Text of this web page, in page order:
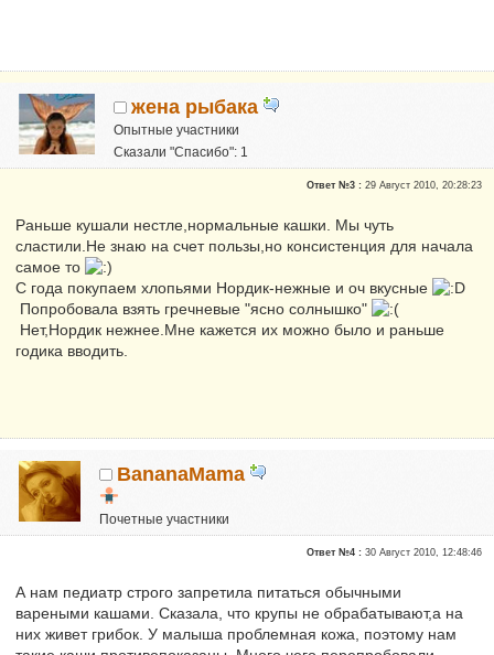
жена рыбака
Опытные участники
Сказали "Спасибо": 1
Ответ №3 :29 Август 2010, 20:28:23
Раньше кушали нестле,нормальные кашки. Мы чуть
сластили.Не знаю на счет пользы,но консистенция для начала
самое то
С года покупаем хлопьями Нордик-нежные и оч вкусные
Попробовала взять гречневые "ясно солнышко"
Нет,Нордик нежнее.Мне кажется их можно было и раньше
годика вводить.
BananaMama
Почетные участники
Ответ №4 :30 Август 2010, 12:48:46
А нам педиатр строго запретила питаться обычными
вареными кашами. Сказала, что крупы не обрабатывают,а на
них живет грибок. У малыша проблемная кожа, поэтому нам